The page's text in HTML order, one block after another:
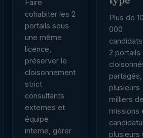
Faire
cohabiter les 2
portails sous
une même
licence,
préserver le
cloisonnement
strict
consultants
externes et
équipe
interne, gérer
Plus de
000
2 portails
partagés,
plusieurs
milliers
missions
plusieurs